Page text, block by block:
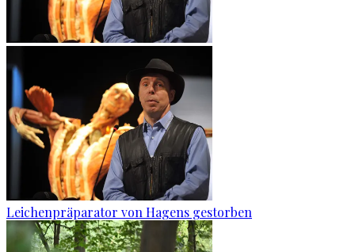
Leichenpräparator von Hagens gestorben